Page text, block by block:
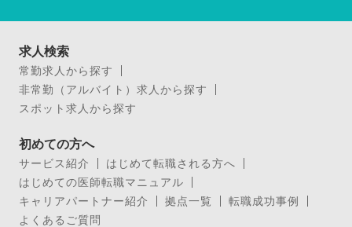
求人検索
常勤求人から探す
非常勤（アルバイト）求人から探す
スポット求人から探す
初めての方へ
サービス紹介
はじめて転職される方へ
はじめての医師転職マニュアル
キャリアパートナー紹介
拠点一覧
転職成功事例
よくあるご質問